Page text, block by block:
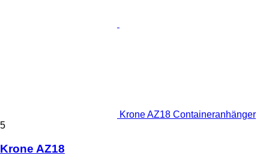
Krone AZ18 Containeranhänger
5
Krone AZ18